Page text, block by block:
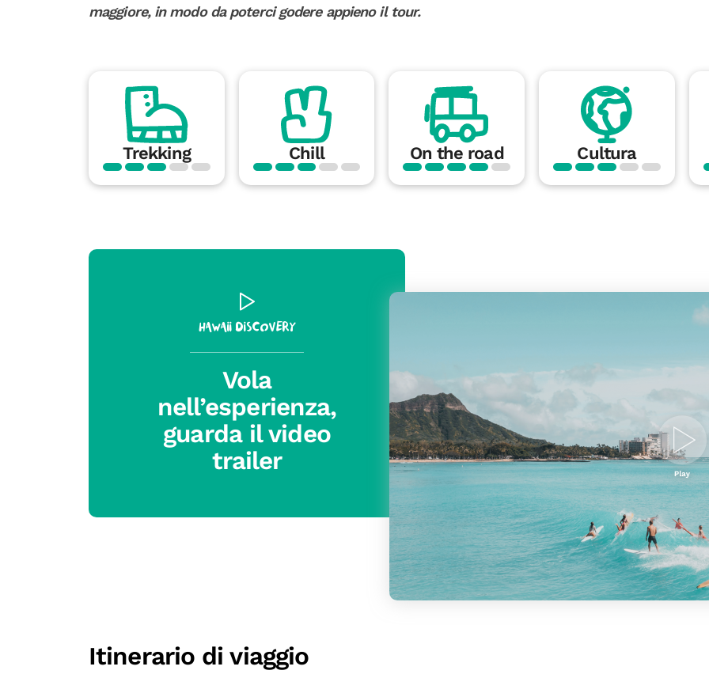
maggiore, in modo da poterci godere appieno il tour.
Trekking Chill On the road Cultura
Hawaii Discovery
Vola
nell’esperienza,
guarda il video
trailer
Itinerario di viaggio